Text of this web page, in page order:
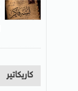
كاريكاتير